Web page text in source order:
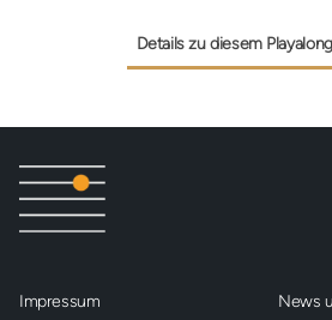
Details zu diesem Playalong
Impressum News